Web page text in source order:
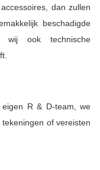
dan zullen
beschadigde
wij ook technische
R & D-team, we
of vereisten